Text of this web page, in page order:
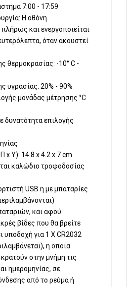
7:00 - 17:59
Η οθόνη
πλήρως και ενεργοποιείται
όταν ακουστεί
θερμοκρασίας: -10° C -
υγρασίας: 20% - 90%
μονάδας μέτρησης °C
δυνατότητα επιλογής
x Υ): 14.8 x 4.2 x 7 cm
καλώδιο τροφοδοσίας
USB η με μπαταρίες
και αφού
βίδες που θα βρείτε
υποδοχή για 1 Χ CR2032
η οποία
στην μνήμη τις
ημερομηνίας, σε
από το ρεύμα ή